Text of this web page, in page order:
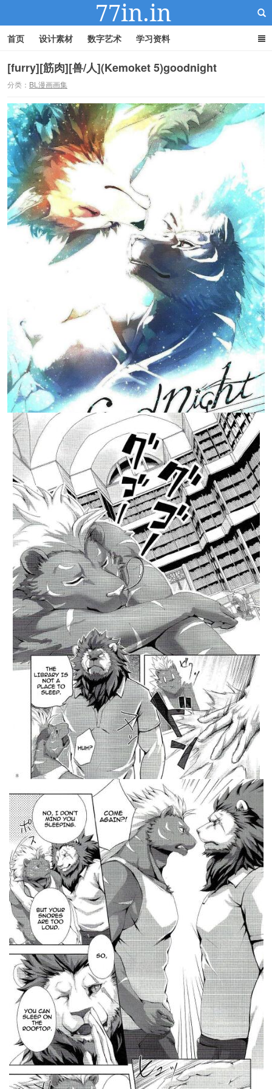
首页 设计素材 数字艺术 学习资料
[furry][筋肉][兽/人](Kemoket 5)goodnight
分类： BL漫画画集